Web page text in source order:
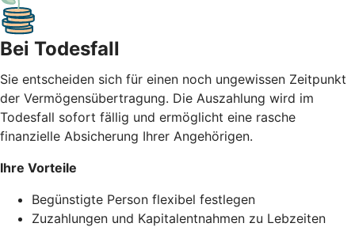
Bei Todesfall
Sie entscheiden sich für einen noch ungewissen Zeitpunkt
der Vermögensübertragung. Die Auszahlung wird im
Todesfall sofort fällig und ermöglicht eine rasche
finanzielle Absicherung Ihrer Angehörigen.
Ihre Vorteile
Begünstigte Person flexibel festlegen
Zuzahlungen und Kapitalentnahmen zu Lebzeiten